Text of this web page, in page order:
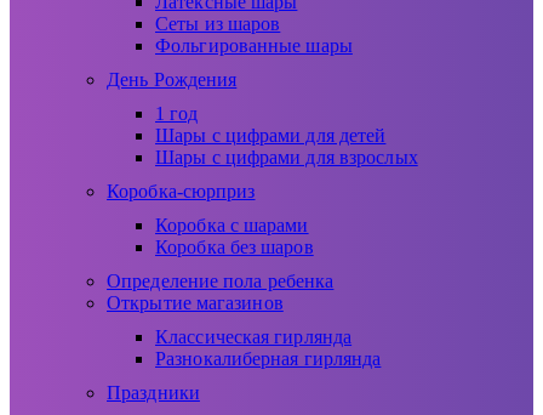
Сеты из шаров
Фольгированные шары
День Рождения
1 год
Шары с цифрами для детей
Шары с цифрами для взрослых
Коробка-сюрприз
Коробка с шарами
Коробка без шаров
Определение пола ребенка
Открытие магазинов
Классическая гирлянда
Разнокалиберная гирлянда
Праздники